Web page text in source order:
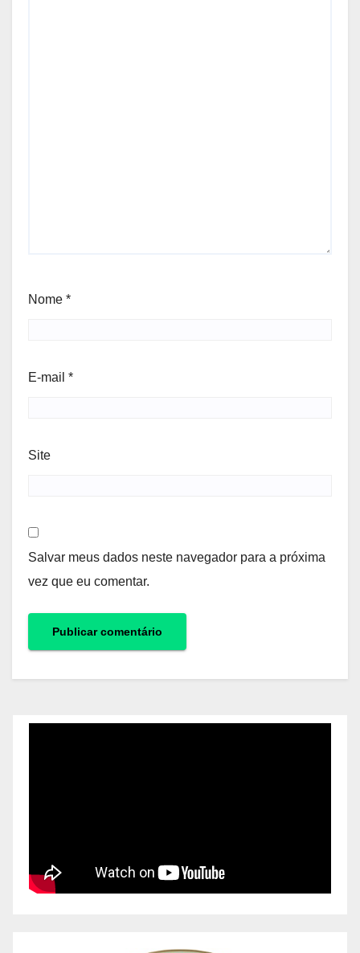
Nome *
E-mail *
Site
Salvar meus dados neste navegador para a próxima
vez que eu comentar.